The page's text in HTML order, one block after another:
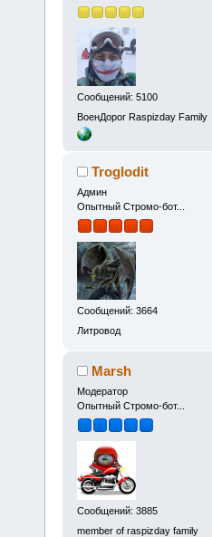
Сообщений: 5100
ВоенДорог Raspizday Family
Troglodit
Админ
Опытный Стромо-бот...
Сообщений: 3664
Литровод
Marsh
Модератор
Опытный Стромо-бот...
Сообщений: 3885
member of raspizday family